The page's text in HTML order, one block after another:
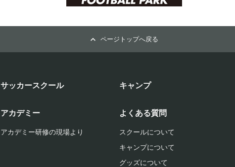
ページトップへ戻る
サッカースクール キャンプ
アカデミー
アカデミー研修の現場より
よくある質問
スクールについて
キャンプについて
グッズについて